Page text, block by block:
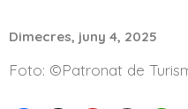
Dimecres, juny 4, 2025
Foto: ©Patronat de